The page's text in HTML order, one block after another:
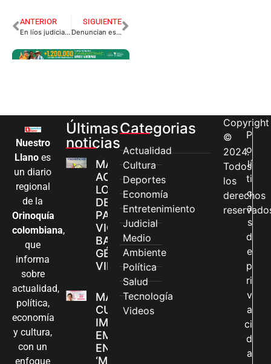
ANTERIOR
En líos judiciales el hombre que mató a un presunto ladrón
SIGUIENTE
Denuncian estafa en página falsa de ingreso solidario
Nuestro
Llano es
un diario
regional
de la
Orinoquía
colombiana,
que
informa
sobre
actualidad,
política,
economía
y cultura,
con un
enfoque
Últimas
noticias
MÁS MUJERES
ACCEDEN A
LOS CANALES
DE ATENCIÓN
PARA
VIOLENCIAS
BASADAS EN
GÉNERO EN
VILLAVICENCIO
MADRES
CUIDADORAS
IMPULSAN SUS
EMPRENDIMIENTOS
EN LA FERIA
‘MANOS QUE
Categorias
Actualidad
Cultura
Deportes
Economía
Entretenimiento
Judicial
Medio
Ambiente
Política
Salud
Tecnología
Videos
Copyright
©
2024.
Todos
los
derechos
P
o
lí
ti
c
a
s
d
e
p
ri
v
a
ci
d
a